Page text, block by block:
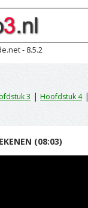
- 8.5.2
3 | Hoofdstuk 4|
(08:03)